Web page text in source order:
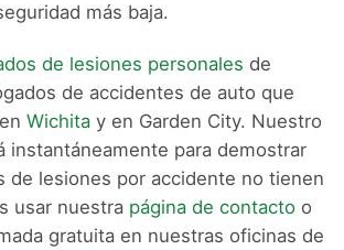
más baja.
de lesiones personales de
de accidentes de auto que
Wichita y en Garden City. Nuestro
instantáneamente para demostrar
de lesiones por accidente no tienen
usar nuestra página de contacto o
gratuita en nuestras oficinas de